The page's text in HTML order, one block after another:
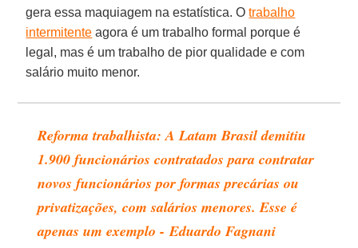
gera essa maquiagem na estatística. Otrabalho
intermitente agora é um trabalho formal porque é
legal, mas é um trabalho de pior qualidade e com
salário muito menor.
Reforma trabalhista: A Latam Brasil demitiu
1.900 funcionários contratados para contratar
novos funcionários por formas precárias ou
privatizações, com salários menores. Esse é
apenas um exemplo - Eduardo Fagnani